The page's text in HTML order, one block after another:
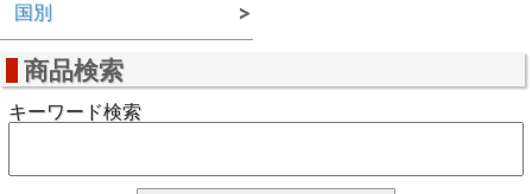
国別
商品検索
キーワード検索